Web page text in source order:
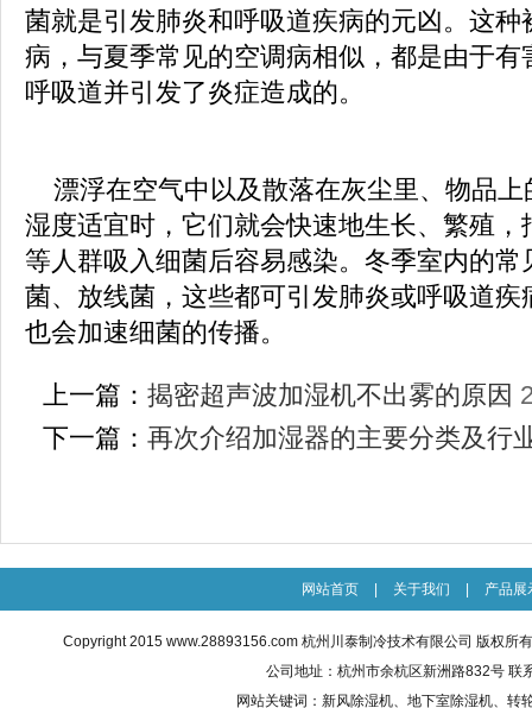
菌就是引发肺炎和呼吸道疾病的元凶。这
病，与夏季常见的空调病相似，都是由于
呼吸道并引发了炎症造成的。
漂浮在空气中以及散落在灰尘里、物品上
湿度适宜时，它们就会快速地生长、繁殖
等人群吸入细菌后容易感染。冬季室内的
菌、放线菌，这些都可引发肺炎或呼吸道
也会加速细菌的传播。
上一篇： 揭密超声波加湿机不出雾的原因
下一篇： 再次介绍加湿器的主要分类及行
网站首页 关于我们 产品展
Copyright 2015 www.28893156.com 杭州川泰制冷技术有限公司 版权所
公司地址：杭州市余杭区新洲路832号
网站关键词： 新风除湿机、地下室除湿机、转